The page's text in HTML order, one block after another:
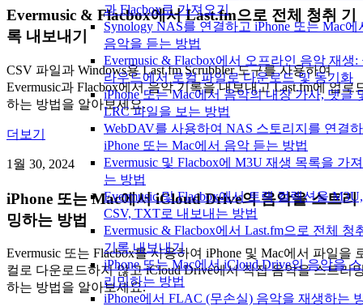
과 Flacbox로 가져오기
Synology NAS를 연결하고 iPhone 또는 Mac에
음악을 듣는 방법
Evermusic & Flacbox에서 오프라인 음악 재생:
라우드에서 로컬 파일로 다운로드 및 동기화
iPhone 또는 Mac에서 음악의 내장 가사, 댓글
LRC 파일을 보는 방법
WebDAV를 사용하여 NAS 스토리지를 연결
iPhone 또는 Mac에서 음악 듣는 방법
Evermusic 및 Flacbox에 M3U 재생 목록을 가
는 방법
Evermusic 및 Flacbox에서 트랙 컬렉션을 M3U,
CSV, TXT로 내보내는 방법
Evermusic & Flacbox에서 Last.fm으로 전체 청
기록 내보내기
iPhone 또는 Mac에서 iCloud Drive의 음악을
리밍하는 방법
iPhone에서 FLAC (무손실) 음악을 재생하는
Evermusic & Flacbox에서 Last.fm으로 전체 청취 기
록 내보내기
CSV 파일과 Windows용 Last.fm Scrubbler 도구를 사용하여
Evermusic과 Flacbox에서 음악 기록을 내보내고 Last.fm에 업로
하는 방법을 알아보세요.
더보기
1월 30, 2024
iPhone 또는 Mac에서 iCloud Drive의 음악을 스트리
밍하는 방법
Evermusic 또는 Flacbox를 사용하여 iPhone 및 Mac에서 파일을
컬로 다운로드하지 않고 iCloud Drive에서 직접 음악을 스트리
하는 방법을 알아보세요.